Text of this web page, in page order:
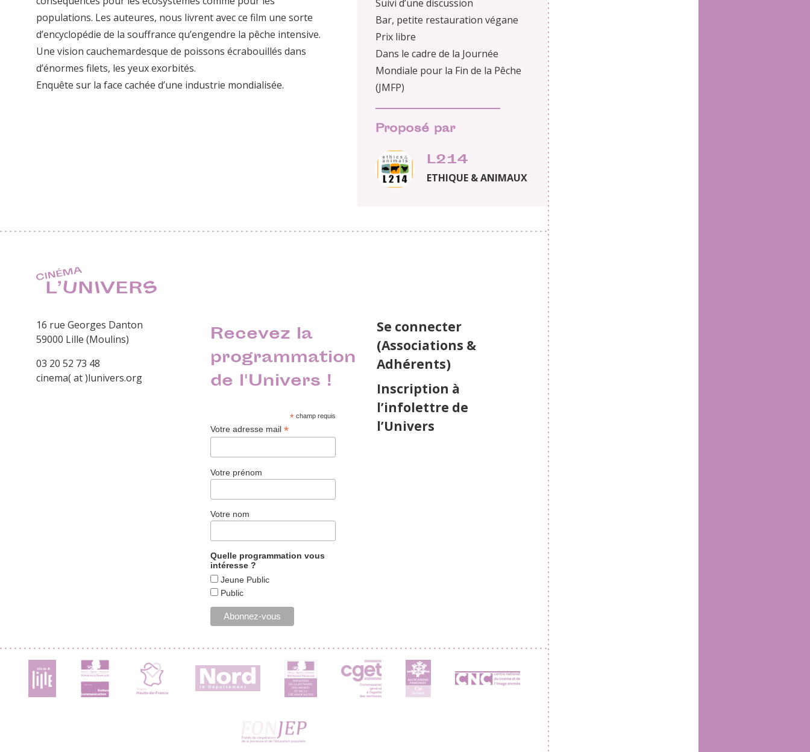
Suivi d’une discussion
Bar, petite restauration végane
Prix libre
Dans le cadre de la Journée
Mondiale pour la Fin de la Pêche
(JMFP)
Proposé par
L214
ETHIQUE & ANIMAUX
populations. Les auteures, nous livrent avec ce film une sorte
d’encyclopédie de la souffrance qu’engendre la pêche intensive.
Une vision cauchemardesque de poissons écrabouillés dans
d’énormes filets, les yeux exorbités.
Enquête sur la face cachée d’une industrie mondialisée.
16 rue Georges Danton
59000 Lille (Moulins)
03 20 52 73 48
cinema( at )lunivers.org
Recevez la
programmation
de l'Univers !
*champ requis
Votre adresse mail*
Votre prénom
Votre nom
Quelle programmation vous
intéresse ?
Jeune Public
Public
Se connecter
(Associations &
Adhérents)
Inscription à
l’infolettre de
l’Univers